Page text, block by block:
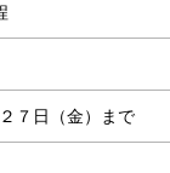
７日（金）まで